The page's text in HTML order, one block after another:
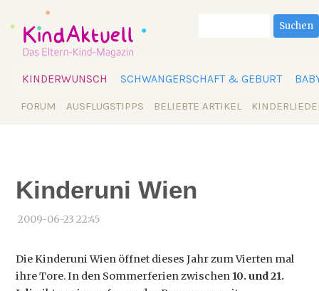
überspringen
KINDERWUNSCH SCHWANGERSCHAFT & GEBURT
Navigation
FORUM AUSFLUGSTIPPS BELIEBTE ARTIKEL
Suchen
Kinderuni Wien
2009-06-23 22:45
Die Kinderuni Wien öffnet dieses Jahr zum Vierten mal
ihre Tore. In den Sommerferien zwischen 10. und 21.